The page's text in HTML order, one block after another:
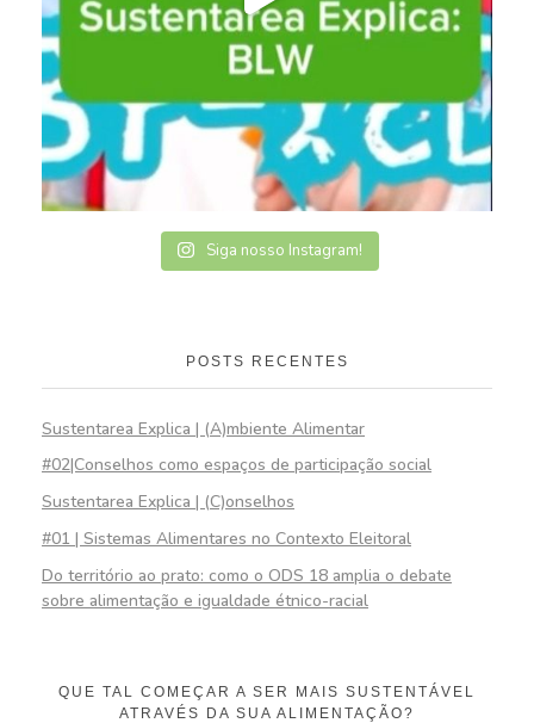
Siga nosso Instagram!
POSTS RECENTES
Sustentarea Explica | (A)mbiente Alimentar
#02|Conselhos como espaços de participação social
Sustentarea Explica | (C)onselhos
#01 | Sistemas Alimentares no Contexto Eleitoral
Do território ao prato: como o ODS 18 amplia o debate
sobre alimentação e igualdade étnico-racial
QUE TAL COMEÇAR A SER MAIS SUSTENTÁVEL
ATRAVÉS DA SUA ALIMENTAÇÃO?